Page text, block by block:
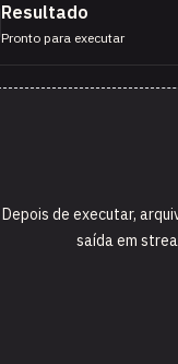
Resultado
Pronto para executar
Depois de executar,
saída em